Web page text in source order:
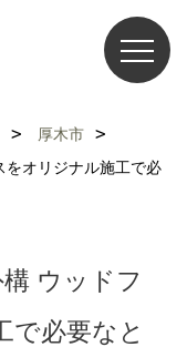
厚木市
オリジナル施工で必
ウッドフ
で必要なと